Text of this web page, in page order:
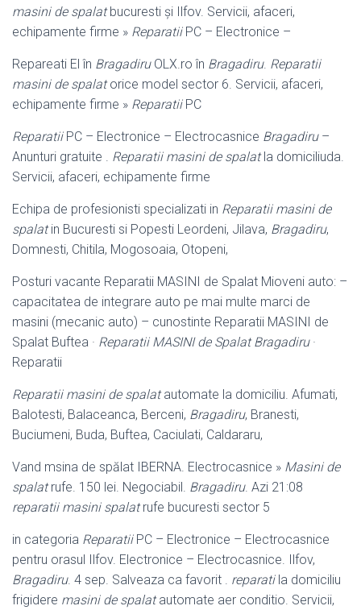
masini de spalatbucuresti și Ilfov. Servicii, afaceri,
echipamente firme » ReparatiiPC – Electronice –
Repareati El în BragadiruOLX.ro în Bragadiru. Reparatii
masini de spalatorice model sector 6. Servicii, afaceri,
echipamente firme » ReparatiiPC
ReparatiiPC – Electronice – Electrocasnice Bragadiru–
Anunturi gratuite . Reparatii masini de spalatla domiciliuda.
Servicii, afaceri, echipamente firme
Echipa de profesionisti specializati in Reparatii masini de
spalatin Bucuresti si Popesti Leordeni, Jilava, Bragadiru,
Domnesti, Chitila, Mogosoaia, Otopeni,
Posturi vacante Reparatii MASINI de Spalat Mioveni auto: –
capacitatea de integrare auto pe mai multe marci de
masini (mecanic auto) – cunostinte Reparatii MASINI de
Spalat Buftea · Reparatii MASINI de Spalat Bragadiru·
Reparatii
Reparatii masini de spalatautomate la domiciliu. Afumati,
Balotesti, Balaceanca, Berceni, Bragadiru, Branesti,
Buciumeni, Buda, Buftea, Caciulati, Caldararu,
Vand msina de spălat IBERNA. Electrocasnice » Masini de
spalatrufe. 150 lei. Negociabil. Bragadiru. Azi 21:08
reparatii masini spalatrufe bucuresti sector 5
in categoria ReparatiiPC – Electronice – Electrocasnice
pentru orasul Ilfov. Electronice – Electrocasnice. Ilfov,
Bragadiru. 4 sep. Salveaza ca favorit . reparatila domiciliu
frigidere masini de spalatautomate aer conditio. Servicii,